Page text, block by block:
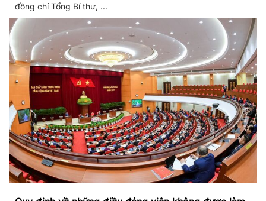
đồng chí Tổng Bí thư, ...